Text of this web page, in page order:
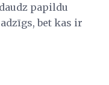
daudz papildu
bet kas ir